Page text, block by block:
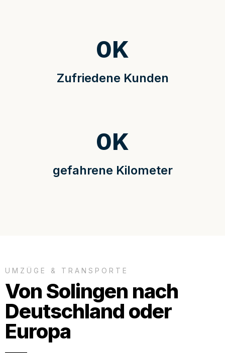
Zufriedene Kunden
0K
gefahrene Kilometer
0K
UMZÜGE & TRANSPORTE
Von Solingen nach
Deutschland oder
Europa